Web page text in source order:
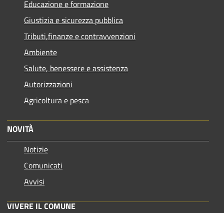
Educazione e formazione
Giustizia e sicurezza pubblica
Tributi,finanze e contravvenzioni
Ambiente
Salute, benessere e assistenza
Autorizzazioni
Agricoltura e pesca
NOVITÀ
Notizie
Comunicati
Avvisi
VIVERE IL COMUNE